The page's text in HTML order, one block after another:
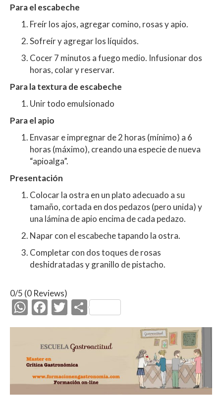
Para el escabeche
Freír los ajos, agregar comino, rosas y apio.
Sofreír y agregar los líquidos.
Cocer 7 minutos a fuego medio. Infusionar dos
horas, colar y reservar.
Para la textura de escabeche
Unir todo emulsionado
Para el apio
Envasar e impregnar de 2 horas (mínimo) a 6
horas (máximo), creando una especie de nueva
“apioalga”.
Presentación
Colocar la ostra en un plato adecuado a su
tamaño, cortada en dos pedazos (pero unida) y
una lámina de apio encima de cada pedazo.
Napar con el escabeche tapando la ostra.
Completar con dos toques de rosas
deshidratadas y granillo de pistacho.
0/5 (0 Reviews)
W
h
at
s
A
p
F
ac
e
b
o
o
T
w
itt
er
C
o
p
ar
ti